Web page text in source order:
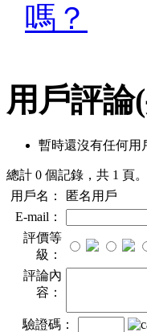
嗎？
用戶評論
暫時還沒有任何用
總計 0 個記錄，共 1 頁。
用戶名：
匿名用戶
E-mail：
評價等
級：
評論內
容：
驗證碼：